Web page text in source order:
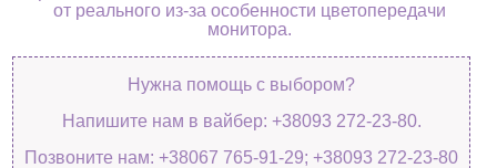
от реального из-за особенности цветопередачи
монитора.
Нужна помощь с выбором?
Напишите нам в вайбер: +38093 272-23-80.
Позвоните нам: +38067 765-91-29; +38093 272-23-80